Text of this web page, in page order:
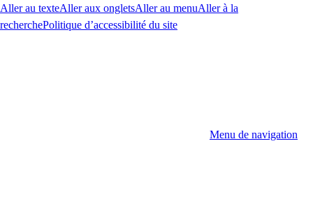
Aller au texteAller aux ongletsAller au menuAller à la
recherchePolitique d’accessibilité du site
Menu de navigation